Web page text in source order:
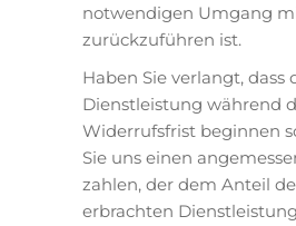
notwendigen Umgang
zurückzuführen ist.
Haben Sie verlangt, dass
Dienstleistung während
Widerrufsfrist beginnen
Sie uns einen
zahlen, der dem Anteil
erbrachten